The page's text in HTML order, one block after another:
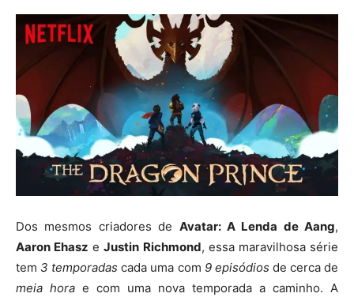
Dos mesmos criadores de Avatar: A Lenda de Aang,
Aaron Ehasz eJustin Richmond, essa maravilhosa série
tem 3 temporadas cada uma com 9 episódios de cerca de
meia hora e com uma nova temporada a caminho. A